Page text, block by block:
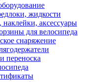
жидкости
аксессуары
для велосипеда
снаряжение
переноска